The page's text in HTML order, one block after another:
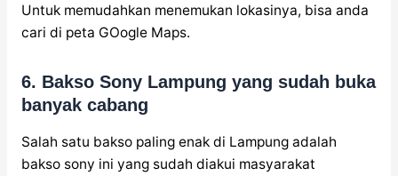
Untuk memudahkan menemukan lokasinya, bisa anda
cari di peta GOogle Maps.
6. Bakso Sony Lampung yang sudah buka
banyak cabang
Salah satu bakso paling enak di Lampung adalah
bakso sony ini yang sudah diakui masyarakat